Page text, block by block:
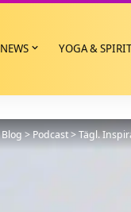
NEWS YOGA &
Blog>Podcast>Tägl.